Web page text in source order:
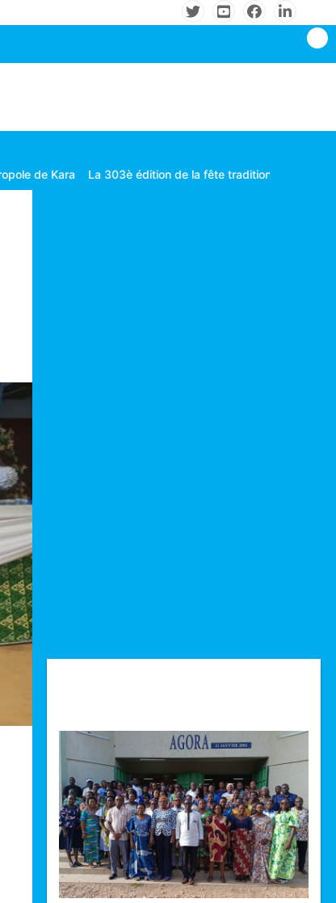
La 303è édition de la fête traditionnelle Gbagba célébrée